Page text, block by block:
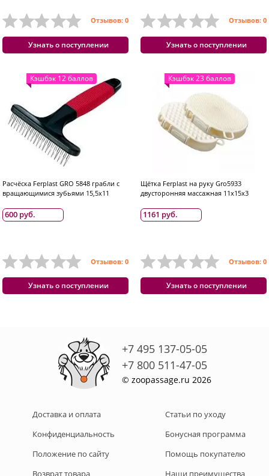
Отзывов: 0
Узнать о поступлении
Отзывов: 0
Узнать о поступлении
Кэшбэк 12 баллов
Расчёска Ferplast GRO 5848 грабли с
вращающимися зубьями 15,5x11
600 руб.
Отзывов: 0
Узнать о поступлении
Кэшбэк 23 баллов
Щётка Ferplast на руку Gro5933
двусторонняя массажная 11x15x3
1161 руб.
Отзывов: 0
Узнать о поступлении
+7 495 137-05-05
+7 800 511-47-05
© zoopassage.ru 2026
Доставка и оплата
Конфиденциальность
Положение по сайту
Возврат товара
Статьи по уходу
Бонусная программа
Помощь покупателю
Наши преимущества